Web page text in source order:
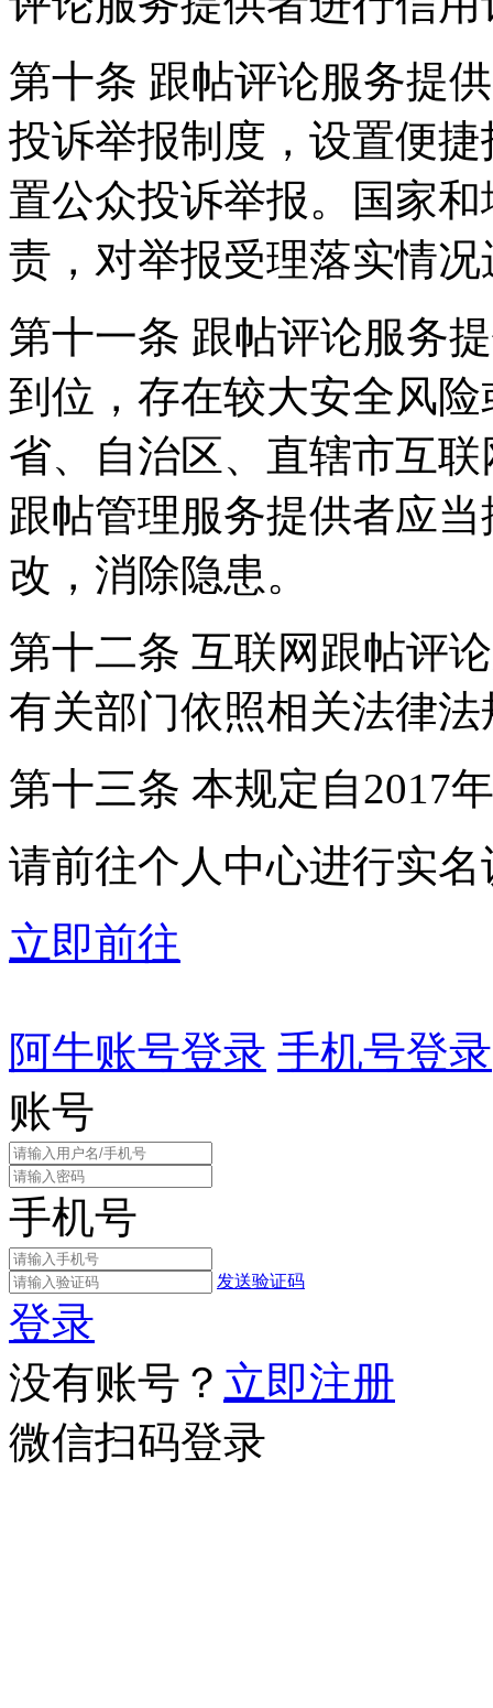
第十条 跟帖评论服务提
投诉举报制度，设置便
置公众投诉举报。国家
责，对举报受理落实情
第十一条 跟帖评论服务
到位，存在较大安全风
省、自治区、直辖市互
跟帖管理服务提供者应
改，消除隐患。
第十二条 互联网跟帖评
有关部门依照相关法律
第十三条 本规定自2017
请前往个人中心进行实名
立即前往
阿牛账号登录 手机号登录
账号
手机号
发送验证码
登录
没有账号？ 立即注册
微信扫码登录